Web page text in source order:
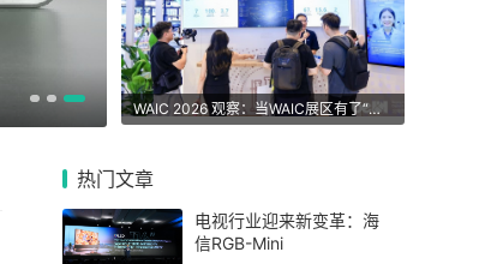
WAIC 2026 观察：当WAIC展区有了“人味”：北电数智带来AI赋能民生的真实答卷
热门文章
电视行业迎来新变革：海
信RGB-Mini